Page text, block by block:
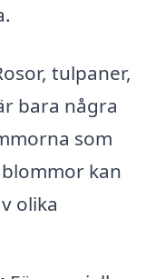
tulpaner,
bara några
som
kan
olika